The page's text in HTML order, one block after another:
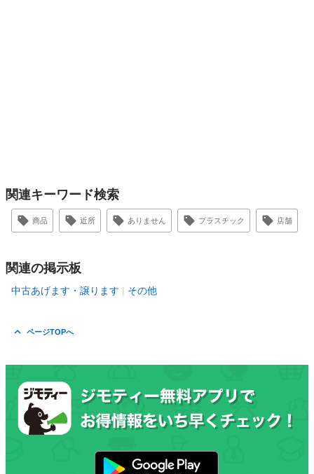
関連キーワード検索
商品 近所 ありません プラスチック 店舗
関連の掲示板
中古あげます・譲ります その他
ページTOPへ